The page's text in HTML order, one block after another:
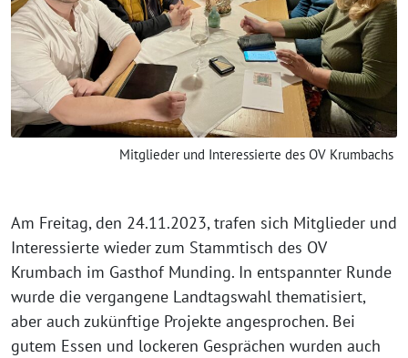
Mitglieder und Interessierte des OV Krumbachs
Am Freitag, den 24.11.2023, trafen sich Mitglieder und
Interessierte wieder zum Stammtisch des OV
Krumbach im Gasthof Munding. In entspannter Runde
wurde die vergangene Landtagswahl thematisiert,
aber auch zukünftige Projekte angesprochen. Bei
gutem Essen und lockeren Gesprächen wurden auch